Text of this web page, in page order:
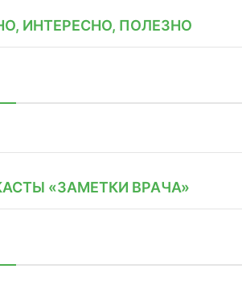
ИНТЕРЕСНО, ПОЛЕЗНО
«ЗАМЕТКИ ВРАЧА»